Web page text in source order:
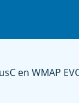
en WMAP